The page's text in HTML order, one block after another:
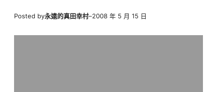
Posted by永遠的真田幸村–2008 年 5 月 15 日